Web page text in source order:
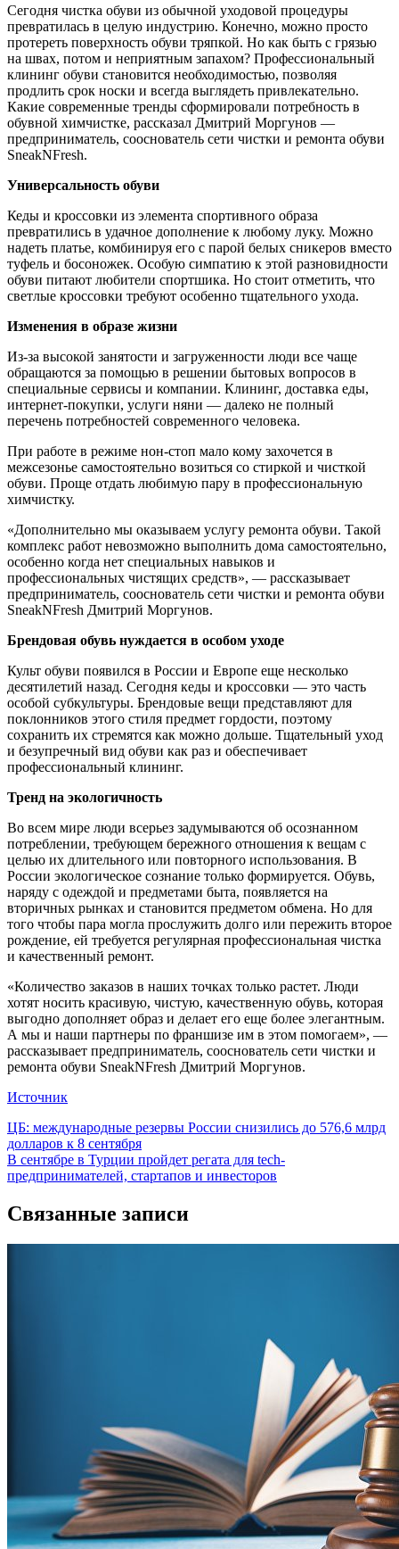
Сегодня чистка обуви из обычной уходовой процедуры
превратилась в целую индустрию. Конечно, можно просто
протереть поверхность обуви тряпкой. Но как быть с грязью
на швах, потом и неприятным запахом? Профессиональный
клининг обуви становится необходимостью, позволяя
продлить срок носки и всегда выглядеть привлекательно.
Какие современные тренды сформировали потребность в
обувной химчистке, рассказал Дмитрий Моргунов —
предприниматель, сооснователь сети чистки и ремонта обуви
SneakNFresh.
Универсальность обуви
Кеды и кроссовки из элемента спортивного образа
превратились в удачное дополнение к любому луку. Можно
надеть платье, комбинируя его с парой белых сникеров вместо
туфель и босоножек. Особую симпатию к этой разновидности
обуви питают любители спортшика. Но стоит отметить, что
светлые кроссовки требуют особенно тщательного ухода.
Изменения в образе жизни
Из-за высокой занятости и загруженности люди все чаще
обращаются за помощью в решении бытовых вопросов в
специальные сервисы и компании. Клининг, доставка еды,
интернет-покупки, услуги няни — далеко не полный
перечень потребностей современного человека.
При работе в режиме нон-стоп мало кому захочется в
межсезонье самостоятельно возиться со стиркой и чисткой
обуви. Проще отдать любимую пару в профессиональную
химчистку.
«Дополнительно мы оказываем услугу ремонта обуви. Такой
комплекс работ невозможно выполнить дома самостоятельно,
особенно когда нет специальных навыков и
профессиональных чистящих средств», — рассказывает
предприниматель, сооснователь сети чистки и ремонта обуви
SneakNFresh Дмитрий Моргунов.
Брендовая обувь нуждается в особом уходе
Культ обуви появился в России и Европе еще несколько
десятилетий назад. Сегодня кеды и кроссовки — это часть
особой субкультуры. Брендовые вещи представляют для
поклонников этого стиля предмет гордости, поэтому
сохранить их стремятся как можно дольше. Тщательный уход
и безупречный вид обуви как раз и обеспечивает
профессиональный клининг.
Тренд на экологичность
Во всем мире люди всерьез задумываются об осознанном
потреблении, требующем бережного отношения к вещам с
целью их длительного или повторного использования. В
России экологическое сознание только формируется. Обувь,
наряду с одеждой и предметами быта, появляется на
вторичных рынках и становится предметом обмена. Но для
того чтобы пара могла прослужить долго или пережить второе
рождение, ей требуется регулярная профессиональная чистка
и качественный ремонт.
«Количество заказов в наших точках только растет. Люди
хотят носить красивую, чистую, качественную обувь, которая
выгодно дополняет образ и делает его еще более элегантным.
А мы и наши партнеры по франшизе им в этом помогаем», —
рассказывает предприниматель, сооснователь сети чистки и
ремонта обуви SneakNFresh Дмитрий Моргунов.
Источник
Навигация
по
записям
ЦБ: международные резервы России снизились до 576,6 млрд
долларов к 8 сентября
В сентябре в Турции пройдет регата для tech-
предпринимателей, стартапов и инвесторов
Связанные записи